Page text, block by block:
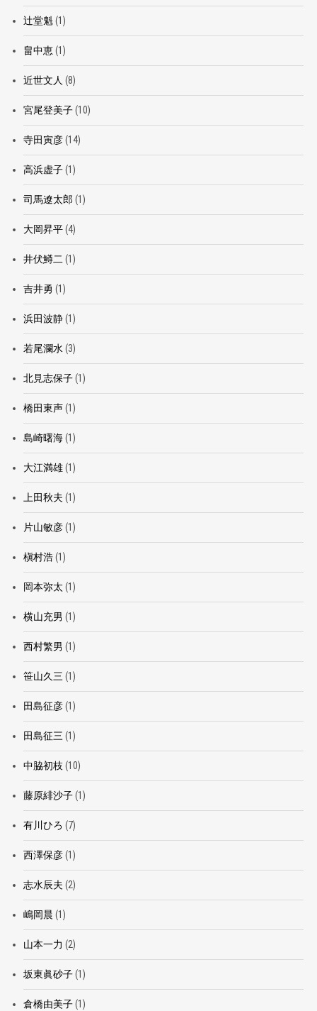
辻堂魁(1)
畠中恵(1)
近世文人 (8)
宮尾登美子(10)
寺田寅彦(14)
高浜虚子(1)
司馬遼太郎 (1)
大岡昇平(4)
井伏鱒二(1)
吉井勇 (1)
浜田波静(1)
若尾瀾水(3)
北見志保子(1)
橋田東声(1)
島崎曙海(1)
大江満雄(1)
上田秋夫 (1)
片山敏彦(1)
槇村浩(1)
岡本弥太 (1)
横山充男 (1)
西村繁男 (1)
笹山久三 (1)
田島征彦(1)
田島征三 (1)
中脇初枝 (10)
藤原緋沙子(1)
有川ひろ (7)
西澤保彦(1)
志水辰夫 (2)
嶋岡晨 (1)
山本一力 (2)
坂東眞砂子(1)
倉橋由美子(1)